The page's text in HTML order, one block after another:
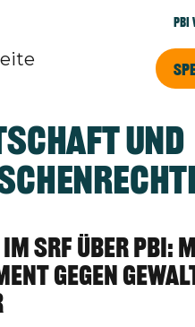
PBI
und
SRF über pbi:
gegen